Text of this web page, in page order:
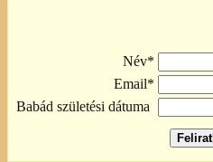
Név*
Email*
Babád születési dátuma